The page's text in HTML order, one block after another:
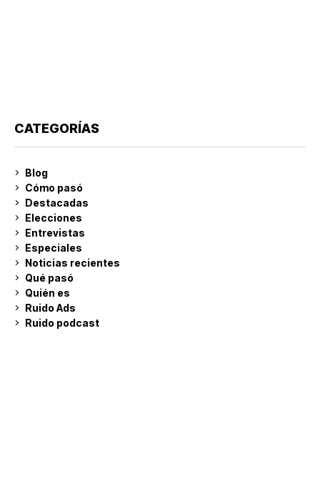
CATEGORÍAS
Blog
Cómo pasó
Destacadas
Elecciones
Entrevistas
Especiales
Noticias recientes
Qué pasó
Quién es
Ruido Ads
Ruido podcast